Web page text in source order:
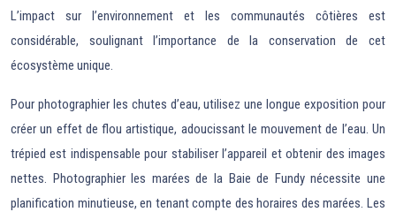
L’impact sur l’environnement et les communautés côtières est
considérable, soulignant l’importance de la conservation de cet
écosystème unique.
Pour photographier les chutes d’eau, utilisez une longue exposition pour
créer un effet de flou artistique, adoucissant le mouvement de l’eau. Un
trépied est indispensable pour stabiliser l’appareil et obtenir des images
nettes. Photographier les marées de la Baie de Fundy nécessite une
planification minutieuse, en tenant compte des horaires des marées. Les